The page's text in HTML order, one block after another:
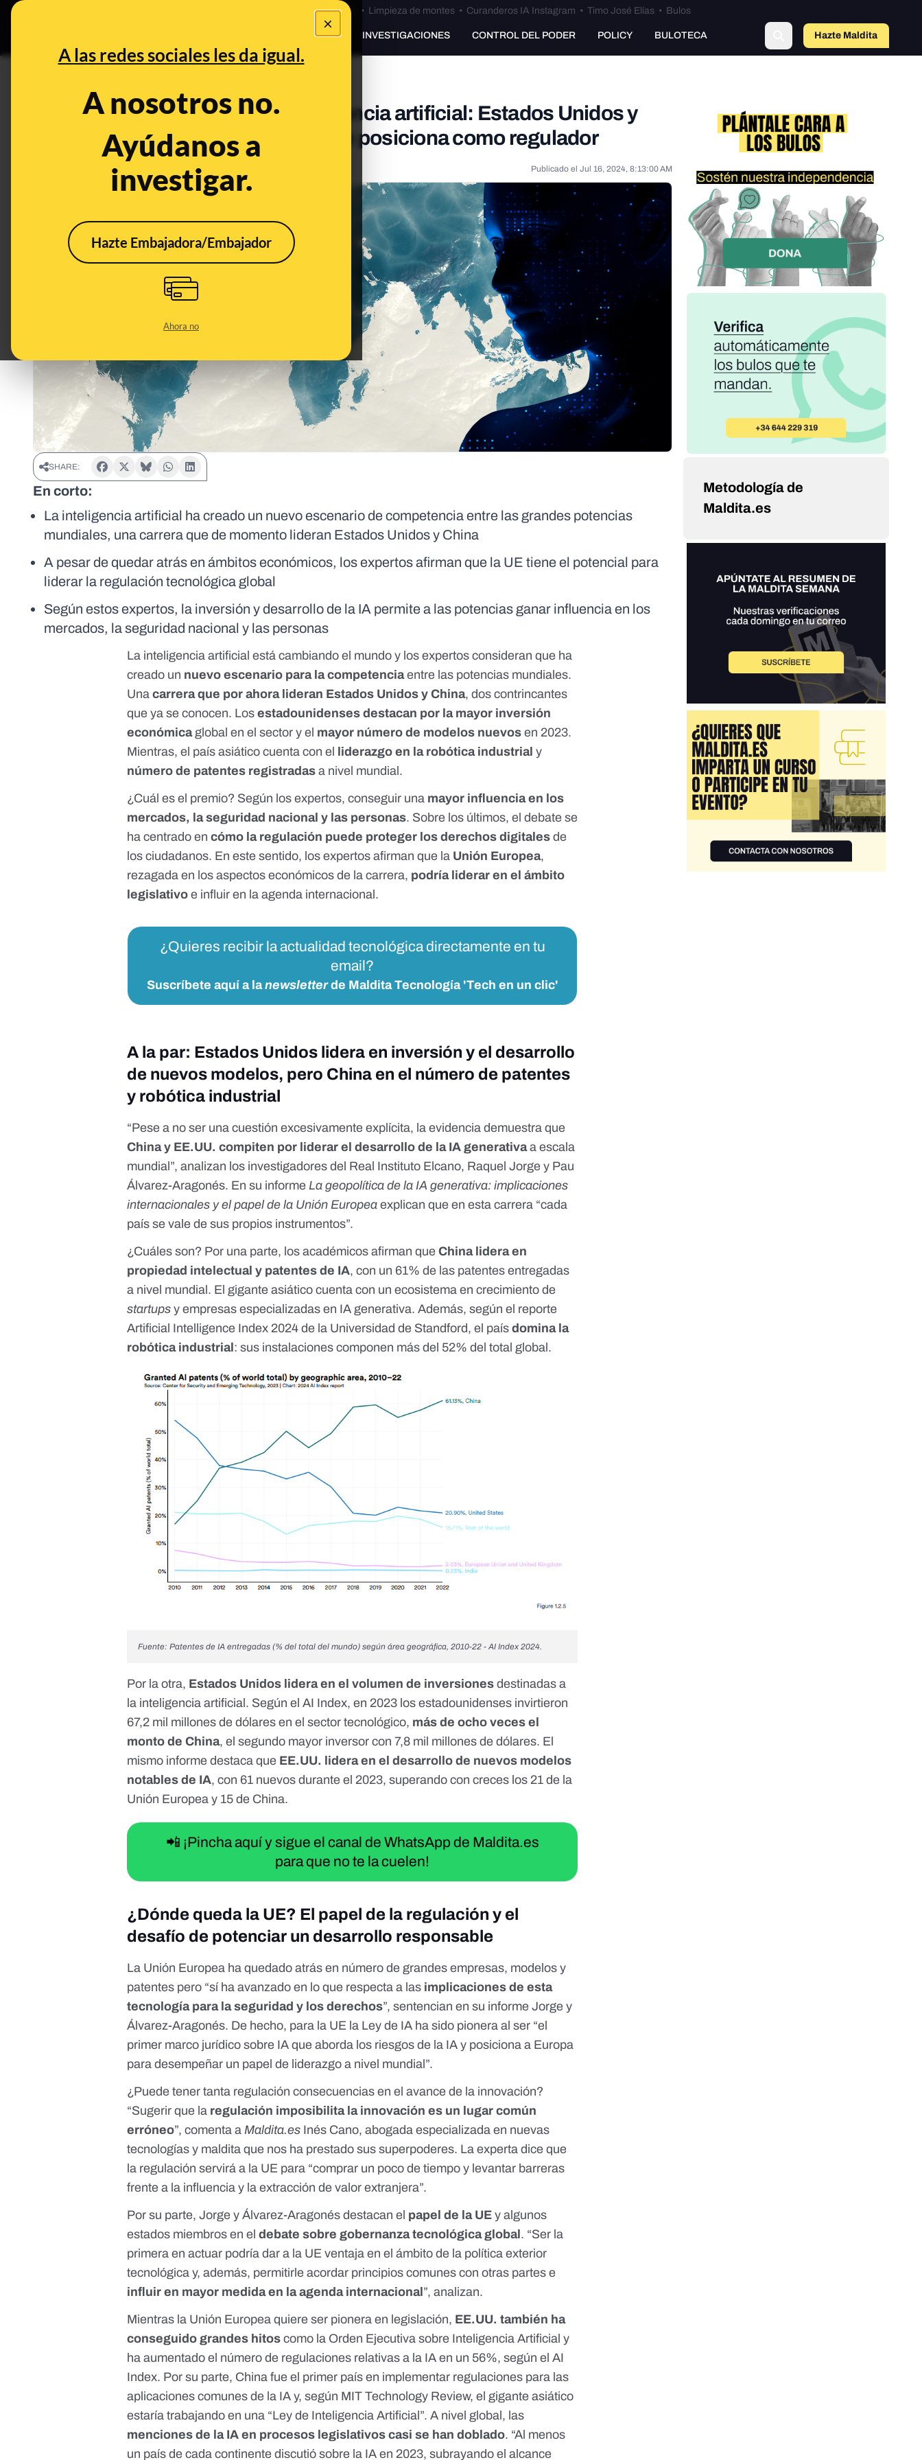
×
A las redes sociales les da igual.
A nosotros no.
Ayúdanos a
investigar.
Hazte Embajadora/Embajador
Ahora no
Bulos Ceuta • Limpieza de montes• Curanderos IA Instagram • Timo José Elías• Bulos
PREBUNKING INVESTIGACIONES CONTROL DEL PODER POLICY BULOTECA Hazte Maldito
La carrera geopolítica de la inteligencia artificial: Estados Unidos y
China en cabeza, mientras la UE se posiciona como regulador
Tecnología Publicado el Jul 16, 2024, 8:13:00 AM
SHARE:
En corto:
La inteligencia artificial ha creado un nuevo escenario de competencia entre las grandes potencias
mundiales, una carrera que de momento lideran Estados Unidos y China
A pesar de quedar atrás en ámbitos económicos, los expertos afirman que la UE tiene el potencial para
liderar la regulación tecnológica global
Según estos expertos, la inversión y desarrollo de la IA permite a las potencias ganar influencia en los
mercados, la seguridad nacional y las personas
La inteligencia artificial está cambiando el mundo y los expertos consideran que ha
creado un nuevo escenario para la competenciaentre las potencias mundiales.
Unacarrera que por ahora lideran Estados Unidos y China, doscontrincantes
que ya se conocen. Los estadounidenses destacan por la mayor inversión
económicaglobal en el sector y el mayor número de modelos nuevos en 2023.
Mientras, el país asiático cuenta con el
liderazgo en la robótica industrial y
número de patentes registradasa nivel mundial.
¿Cuál es el premio? Según los expertos, conseguir una mayor influencia en los
mercados, la seguridad nacional y las personas. Sobre los últimos, el debate se
ha centrado encómo la regulación puede proteger los derechos digitalesde
los ciudadanos. En este sentido, los expertos afirman que la Unión Europea,
rezagada en los aspectos económicos de la carrera, podría liderar en el ámbito
legislativo e influir en la agenda internacional.
¿Quieres recibir la actualidad tecnológica directamente en tu
email?
Suscríbete aquí a lanewsletterde Maldita Tecnología 'Tech en un clic'
A la par: Estados Unidos lidera en inversión y el desarrollo
de nuevos modelos, pero China en el número de patentes
y robótica industrial
“Pese a no ser una cuestión excesivamente explícita, la evidencia demuestra que
China y EE.UU. compiten por liderar el desarrollo de la IA generativaa escala
mundial”, analizan los investigadores del Real Instituto Elcano, Raquel Jorge y Pau
Álvarez-Aragonés. En su informeLa geopolítica de la IA generativa:implicaciones
internacionales y el papel de la Unión Europea explican que en esta carrera “cada
país se vale de sus propios instrumentos”.
¿Cuáles son? Por una parte, los académicos afirman que China lidera en
propiedad intelectual y patentes de IA, con un 61% de las patentes entregadas
a nivel mundial. El gigante asiático cuenta con un ecosistema en crecimiento de
startups y empresas especializadas en IA generativa. Además, según el reporte
Artificial Intelligence Index 2024 de la Universidad de Standford, el país domina la
robótica industrial : sus instalaciones componen más del 52% del total global.
Fuente: Patentes de IA entregadas (% del total del mundo) según área geográfica, 2010-22 - AI Index 2024.
Por la otra, Estados Unidos lidera en el volumen de inversiones destinadas a
la inteligencia artificial. Según elAI Index, en 2023 los estadounidenses invirtieron
67,2 mil millones de dólares en el sector tecnológico, más de ocho veces el
monto de China, el segundo mayor inversor con 7,8 mil millones de dólares. El
mismo informe destaca que EE.UU. lidera en el desarrollo de nuevos modelos
notables de IA, con 61 nuevos durante el 2023, superando con creces los 21 de la
Unión Europea y 15 de China.
📲 ¡Pincha aquí y sigue el canal de WhatsApp de Maldita.es
para que no te la cuelen!
¿Dónde queda la UE? El papel de la regulación y el
desafío de potenciar un desarrollo responsable
La Unión Europea ha quedado atrás en número de grandes empresas, modelos y
patentes pero “sí ha avanzado en lo que respecta a las implicaciones de esta
tecnología para la seguridad y los derechos”, sentencian en su informe Jorge y
Álvarez-Aragonés. De hecho, para la UE la Ley de IA ha sido pionera al ser “el
primer marco jurídico sobre IA que aborda los riesgos de la IA y posiciona a Europa
para desempeñar un papel de liderazgo a nivel mundial”.
¿Puede tener tanta regulación consecuencias en el avance de la innovación?
“Sugerir que la regulación imposibilita la innovación es un lugar común
erróneo”, comenta a Maldita.es Inés Cano, abogada especializada en nuevas
tecnologías y maldita que nos ha prestado sus superpoderes. La experta dice que
la regulación servirá a la UE para “comprar un poco de tiempo y levantar barreras
frente a la influencia y la extracción de valor extranjera”.
Por su parte, Jorge y Álvarez-Aragonés destacan el papel de la UEy algunos
estados miembros en eldebate sobre gobernanza tecnológica global. “Ser la
primera en actuar podría dar a la UE ventaja en el ámbito de la política exterior
tecnológica y, además, permitirle acordar principios comunes con otras partes e
influir en mayor medida en la agenda internacional”, analizan.
Mientras la Unión Europea quiere ser pionera en legislación, EE.UU. también ha
conseguido grandes hitos como la Orden Ejecutiva sobre Inteligencia Artificial y
ha aumentado el número de regulaciones relativas a la IA en un 56%, según elAI
Index. Por su parte, China fue el primer país en implementar regulaciones para las
aplicaciones comunes de la IA y, según MIT Technology Review, el gigante asiático
estaría trabajando en una “Ley de Inteligencia Artificial”. A nivel global, las
menciones de la IA en procesos legislativos casi se han doblado. “Al menos
un país de cada continente discutió sobre la IA en 2023, subrayando el alcance
Metodología de
Maldita.es